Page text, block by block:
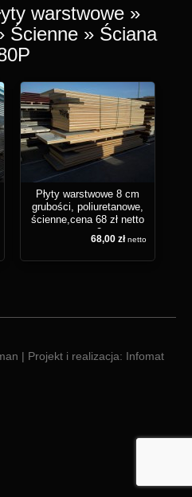
warstwowe»
Ścienne » Ściana
Płyty warstwowe 8 cm
grubości, poliuretanowe,
ścienne,cena 68 zł netto
za m2
68,00 zł netto
| Projekt i realizacja: Infomat